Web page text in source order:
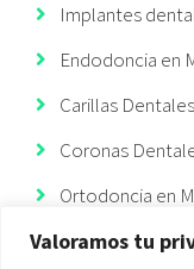
Valoramos tu
Implantes
Endodoncia en
Carillas
Coronas
Ortodoncia en
Ortodoncia